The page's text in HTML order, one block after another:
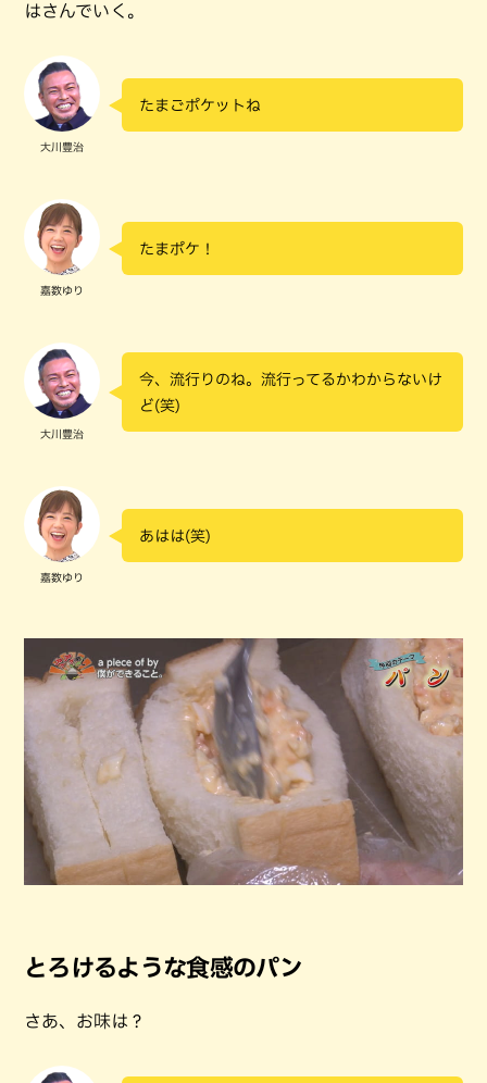
はさんでいく。
大川豊治
たまごポケットね
嘉数ゆり
たまポケ！
大川豊治
今、流行りのね。流行ってるかわからないけ
ど(笑)
嘉数ゆり
あはは(笑)
とろけるような食感のパン
さあ、お味は？